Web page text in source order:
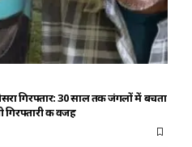
गिरफ्तार: 30 साल तक जंगलों में बचता
गिरफ्तारी की वजह